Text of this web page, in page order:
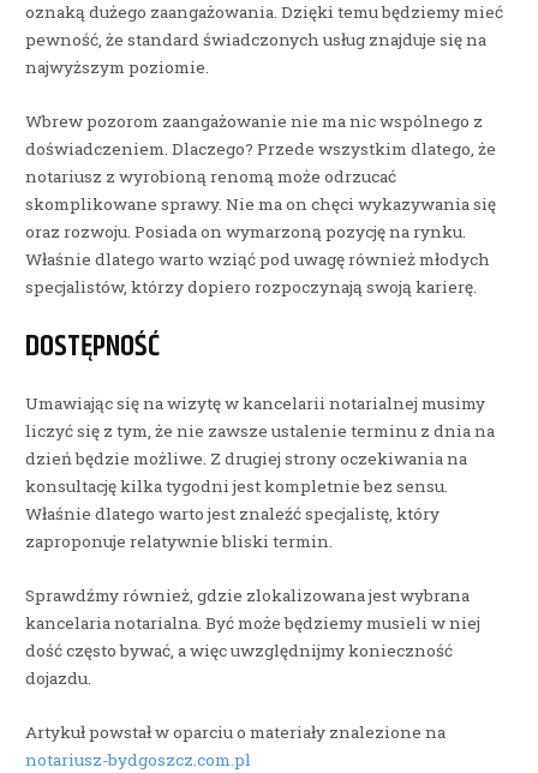
oznaką dużego zaangażowania. Dzięki temu będziemy mieć
pewność, że standard świadczonych usług znajduje się na
najwyższym poziomie.
Wbrew pozorom zaangażowanie nie ma nic wspólnego z
doświadczeniem. Dlaczego? Przede wszystkim dlatego, że
notariusz z wyrobioną renomą może odrzucać
skomplikowane sprawy. Nie ma on chęci wykazywania się
oraz rozwoju. Posiada on wymarzoną pozycję na rynku.
Właśnie dlatego warto wziąć pod uwagę również młodych
specjalistów, którzy dopiero rozpoczynają swoją karierę.
DOSTĘPNOŚĆ
Umawiając się na wizytę w kancelarii notarialnej musimy
liczyć się z tym, że nie zawsze ustalenie terminu z dnia na
dzień będzie możliwe. Z drugiej strony oczekiwania na
konsultację kilka tygodni jest kompletnie bez sensu.
Właśnie dlatego warto jest znaleźć specjalistę, który
zaproponuje relatywnie bliski termin.
Sprawdźmy również, gdzie zlokalizowana jest wybrana
kancelaria notarialna. Być może będziemy musieli w niej
dość często bywać, a więc uwzględnijmy konieczność
dojazdu.
Artykuł powstał w oparciu o materiały znalezione na
notariusz-bydgoszcz.com.pl